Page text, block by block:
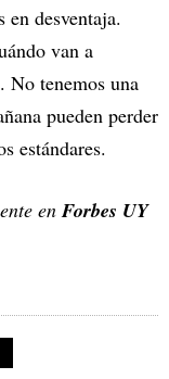
en desventaja.
van a
No tenemos una
pueden perder
estándares.
enForbes UY